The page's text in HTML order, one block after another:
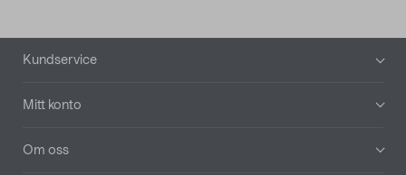
Sidfot
Kundservice
Mitt konto
Om oss